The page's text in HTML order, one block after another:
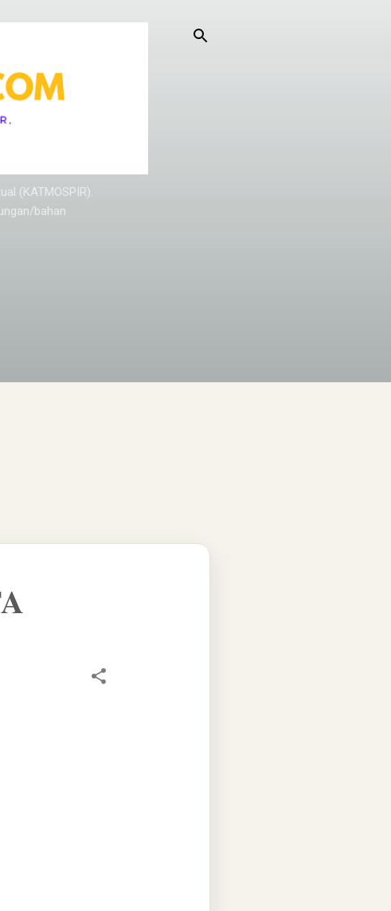
(KATMOSPIR).
bahan